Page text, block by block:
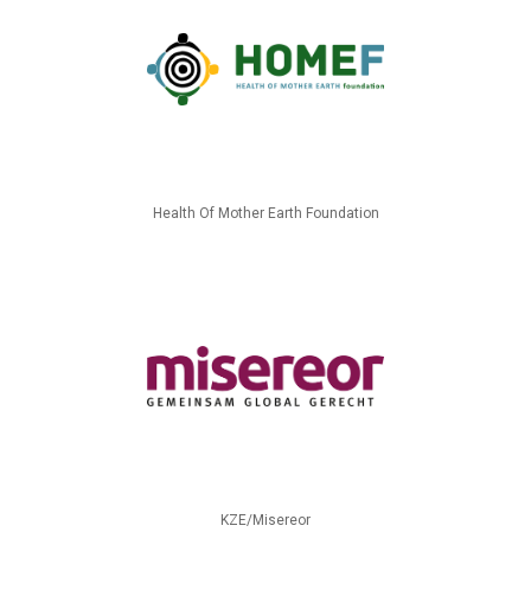
Health Of Mother Earth Foundation
KZE/Misereor